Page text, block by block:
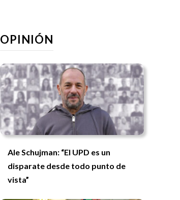
OPINIÓN
Ale Schujman: “El UPD es un
disparate desde todo punto de
vista”